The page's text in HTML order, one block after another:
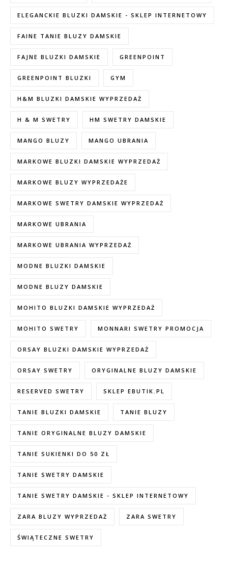
ELEGANCKIE BLUZKI DAMSKIE - SKLEP INTERNETOWY
FAINE TANIE BLUZY DAMSKIE
FAJNE BLUZKI DAMSKIE GREENPOINT
GREENPOINT BLUZKI GYM
H&M BLUZKI DAMSKIE WYPRZEDAŻ
H & M SWETRY HM SWETRY DAMSKIE
MANGO BLUZY MANGO UBRANIA
MARKOWE BLUZKI DAMSKIE WYPRZEDAŻ
MARKOWE BLUZY WYPRZEDAŻE
MARKOWE SWETRY DAMSKIE WYPRZEDAŻ
MARKOWE UBRANIA
MARKOWE UBRANIA WYPRZEDAŻ
MODNE BLUZKI DAMSKIE
MODNE BLUZY DAMSKIE
MOHITO BLUZKI DAMSKIE WYPRZEDAŻ
MOHITO SWETRY MONNARI SWETRY PROMOCJA
ORSAY BLUZKI DAMSKIE WYPRZEDAŻ
ORSAY SWETRY ORYGINALNE BLUZY DAMSKIE
RESERVED SWETRY SKLEP EBUTIK.PL
TANIE BLUZKI DAMSKIE TANIE BLUZY
TANIE ORYGINALNE BLUZY DAMSKIE
TANIE SUKIENKI DO 50 ZŁ
TANIE SWETRY DAMSKIE
TANIE SWETRY DAMSKIE - SKLEP INTERNETOWY
ZARA BLUZY WYPRZEDAŻ ZARA SWETRY
ŚWIĄTECZNE SWETRY